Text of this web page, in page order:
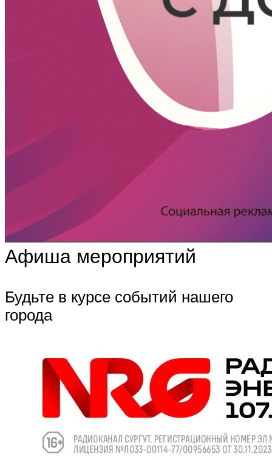
Афиша мероприятий
Будьте в курсе событий нашего
города